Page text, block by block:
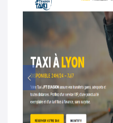
Prec